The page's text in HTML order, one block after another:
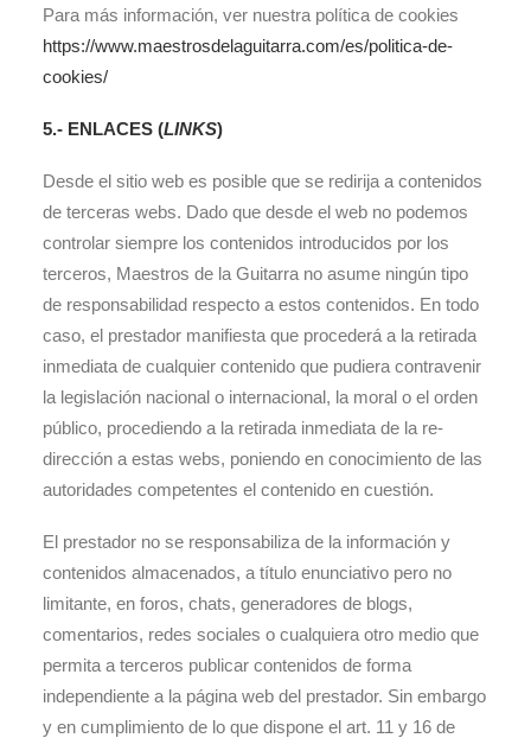
Para más información, ver nuestra política de cookies
https://www.maestrosdelaguitarra.com/es/politica-de-
cookies/
5.- ENLACES (LINKS)
Desde el sitio web es posible que se redirija a contenidos
de terceras webs. Dado que desde el web no podemos
controlar siempre los contenidos introducidos por los
terceros, Maestros de la Guitarra no asume ningún tipo
de responsabilidad respecto a estos contenidos. En todo
caso, el prestador manifiesta que procederá a la retirada
inmediata de cualquier contenido que pudiera contravenir
la legislación nacional o internacional, la moral o el orden
público, procediendo a la retirada inmediata de la re-
dirección a estas webs, poniendo en conocimiento de las
autoridades competentes el contenido en cuestión.
El prestador no se responsabiliza de la información y
contenidos almacenados, a título enunciativo pero no
limitante, en foros, chats, generadores de blogs,
comentarios, redes sociales o cualquiera otro medio que
permita a terceros publicar contenidos de forma
independiente a la página web del prestador. Sin embargo
y en cumplimiento de lo que dispone el art. 11 y 16 de